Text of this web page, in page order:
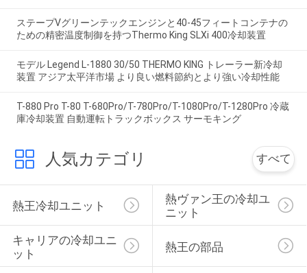
ステープVグリーンテックエンジンと40-45フィートコンテナの
ための精密温度制御を持つThermo King SLXi 400冷却装置
モデル Legend L-1880 30/50 THERMO KING トレーラー新冷却
装置 アジア太平洋市場 より良い燃料節約とより強い冷却性能
T-880 Pro T-80 T-680Pro/T-780Pro/T-1080Pro/T-1280Pro 冷蔵
庫冷却装置 自動運転トラックボックス サーモキング
人気カテゴリ すべて
熱王冷却ユニット
熱ヴァン王の冷却ユ
ニット
キャリアの冷却ユニ
ット
熱王の部品